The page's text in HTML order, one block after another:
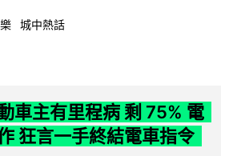
城中熱話
車主有里程病 剩 75% 電
狂言一手終結電車指令